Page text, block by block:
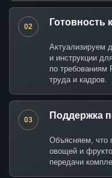
02 Готовность
Актуализируем
и инструкции
по
труда и кадров.
03 Поддержка
Объясняем, что
овощей и
передачи